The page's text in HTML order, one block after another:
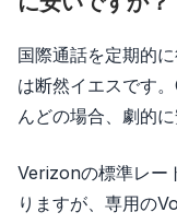
国際通話を定期的
は断然イエスです
んどの場合、劇的に
Verizonの標準レー
りますが、専用の